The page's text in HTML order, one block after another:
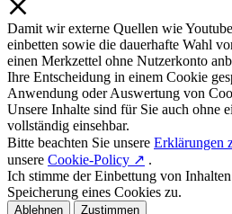
Damit wir externe Quellen wie
einbetten sowie die dauerhafte Wahl
einen Merkzettel ohne Nutzerkonto
Ihre Entscheidung in einem Cookie
Anwendung oder Auswertung von
Unsere Inhalte sind für Sie auch ohne
vollständig einsehbar.
Bitte beachten Sie unsere Erklärungen
unsere Cookie-Policy ↗ .
Ich stimme der Einbettung von
Speicherung eines Cookies zu.
Ablehnen Zustimmen